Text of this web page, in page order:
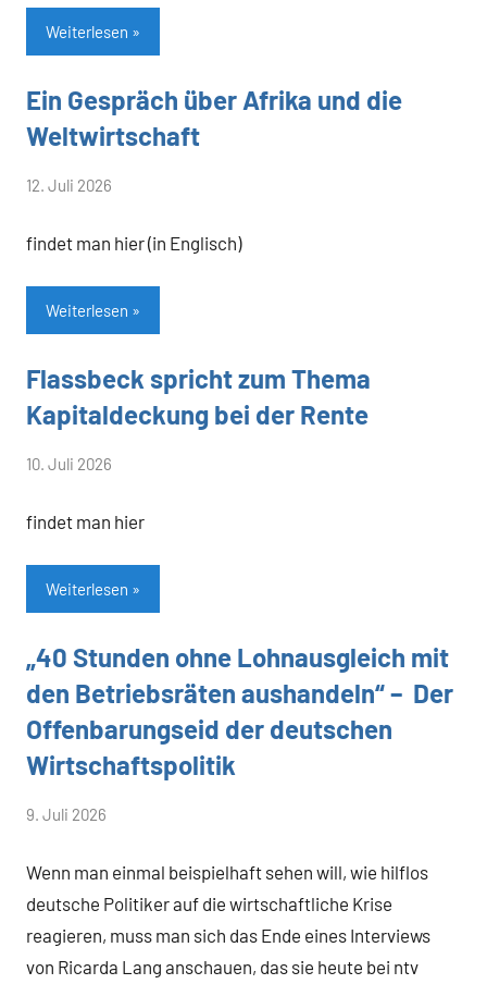
Weiterlesen
Allgemein
Ein Gespräch über Afrika und die
Weltwirtschaft
von
Flassbeck
12. Juli 2026
findet man hier (in Englisch)
Weiterlesen
Allgemein
Flassbeck spricht zum Thema
Kapitaldeckung bei der Rente
von
Flassbeck
10. Juli 2026
findet man hier
Weiterlesen
Allgemein
„40 Stunden ohne Lohnausgleich mit
den Betriebsräten aushandeln“ – Der
Offenbarungseid der deutschen
Wirtschaftspolitik
von
Flassbeck
9. Juli 2026
Wenn man einmal beispielhaft sehen will, wie hilflos
deutsche Politiker auf die wirtschaftliche Krise
reagieren, muss man sich das Ende eines Interviews
von Ricarda Lang anschauen, das sie heute bei ntv